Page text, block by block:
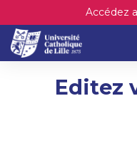
Accédez
Editez